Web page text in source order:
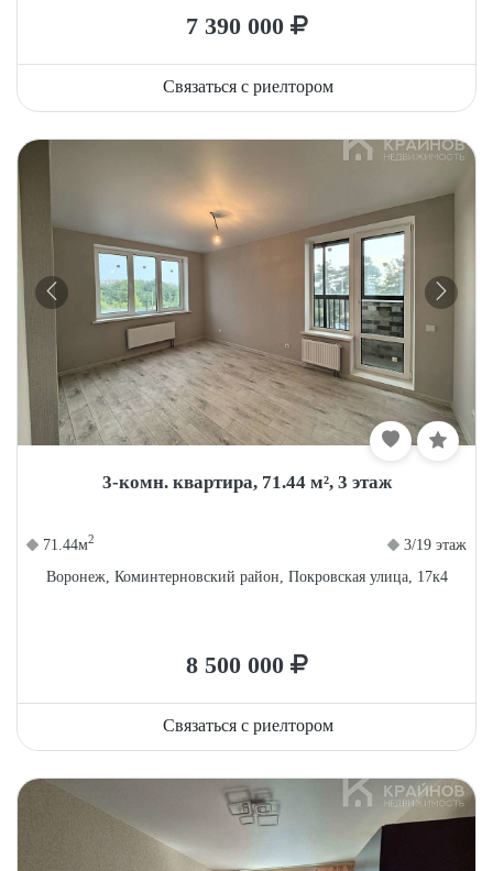
7 390 000
Связаться с риелтором
3-комн. квартира, 71.44 м², 3 этаж
71.44м2
3/19 этаж
Воронеж, Коминтерновский район, Покровская улица, 17к4
8 500 000
Связаться с риелтором